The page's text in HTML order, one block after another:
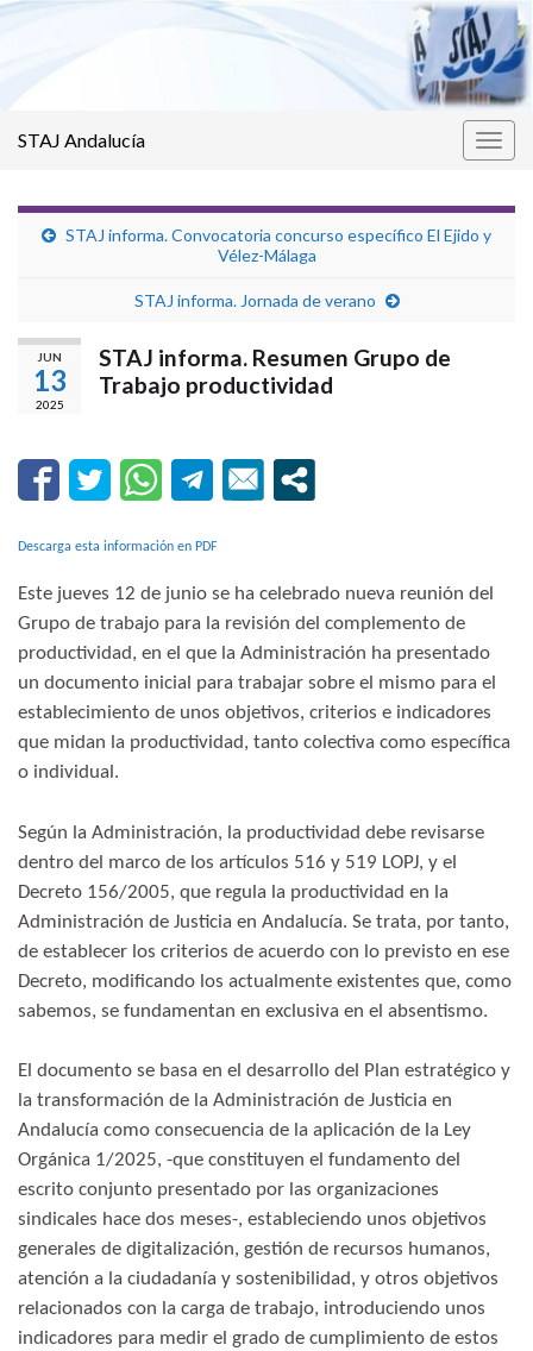
STAJ Andalucía
STAJ informa. Convocatoria concurso específico El Ejido y
Vélez-Málaga
STAJ informa. Jornada de verano
JUN
13
2025
STAJ informa. Resumen Grupo de
Trabajo productividad
Descarga esta información en PDF
Este jueves 12 de junio se ha celebrado nueva reunión del
Grupo de trabajo para la revisión del complemento de
productividad, en el que la Administración ha presentado
un documento inicial para trabajar sobre el mismo para el
establecimiento de unos objetivos, criterios e indicadores
que midan la productividad, tanto colectiva como específica
o individual.
Según la Administración, la productividad debe revisarse
dentro del marco de los artículos 516 y 519 LOPJ, y el
Decreto 156/2005, que regula la productividad en la
Administración de Justicia en Andalucía. Se trata, por tanto,
de establecer los criterios de acuerdo con lo previsto en ese
Decreto, modificando los actualmente existentes que, como
sabemos, se fundamentan en exclusiva en el absentismo.
El documento se basa en el desarrollo del Plan estratégico y
la transformación de la Administración de Justicia en
Andalucía como consecuencia de la aplicación de la Ley
Orgánica 1/2025, -que constituyen el fundamento del
escrito conjunto presentado por las organizaciones
sindicales hace dos meses-, estableciendo unos objetivos
generales de digitalización, gestión de recursos humanos,
atención a la ciudadanía y sostenibilidad, y otros objetivos
relacionados con la carga de trabajo, introduciendo unos
indicadores para medir el grado de cumplimiento de estos